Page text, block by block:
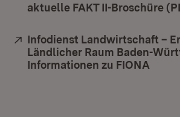
aktuelle FAKT II-Broschüre
Extern:
Infodienst Landwirtschaft –
Ländlicher Raum Baden-
Informationen zu FIONA